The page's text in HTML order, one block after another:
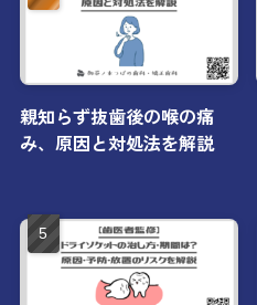
親知らず抜歯後の喉の痛
み、原因と対処法を解説